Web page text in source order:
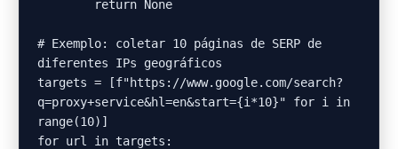
# Exemplo: coletar 10 páginas de SERP de
diferentes IPs geográficos
targets = [f"https://www.google.com/search?
q=proxy+service&hl=en&start={i*10}" for i in
range(10)]
for url in targets: